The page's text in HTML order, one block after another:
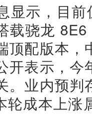
显示，目
载骁龙
顶配版本
开表示，
。业内预
轮成本上涨